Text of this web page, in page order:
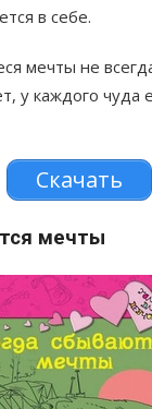
в себе.
мечты не
у каждого чуда
Скачать
мечты